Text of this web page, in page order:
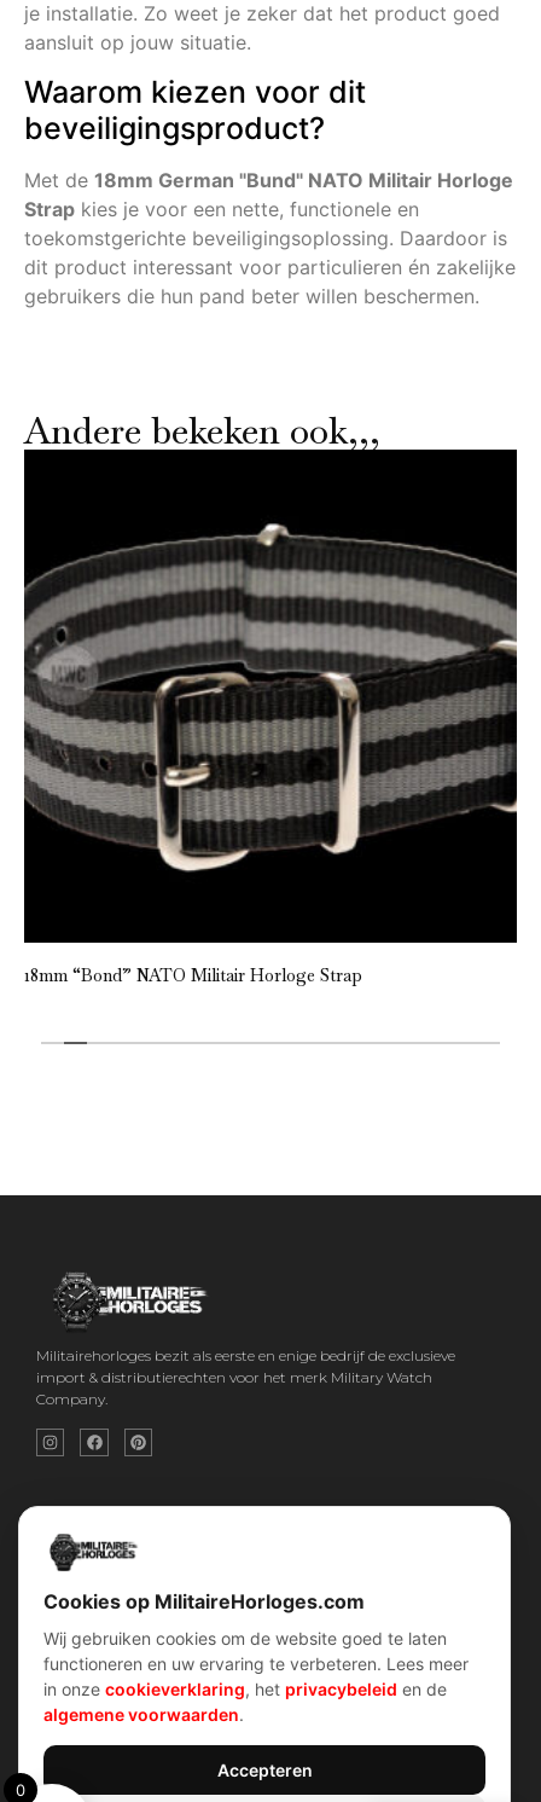
je installatie. Zo weet je zeker dat het product goed
aansluit op jouw situatie.
Waarom kiezen voor dit
beveiligingsproduct?
Met de 18mm German "Bund" NATO Militair Horloge
Strap kies je voor een nette, functionele en
toekomstgerichte beveiligingsoplossing. Daardoor is
dit product interessant voor particulieren én zakelijke
gebruikers die hun pand beter willen beschermen.
Andere bekeken ook,,,
18mm “Bond” NATO Militair Horloge Strap
Militairehorloges bezit als eerste en enige bedrijf de exclusieve
import & distributierechten voor het merk Military Watch
Company.
Snel menu
Home
Over ons
Contact
Shop
Categorieën
klantenservice
Verzend & retour
Garantiebeleid
Privacybeleid
Verhalen
Duikers horloges
Cookies op MilitaireHorloges.com
Wij gebruiken cookies om de website goed te laten
functioneren en uw ervaring te verbeteren. Lees meer
in onze cookieverklaring, het privacybeleid en de
algemene voorwaarden.
Accepteren
0